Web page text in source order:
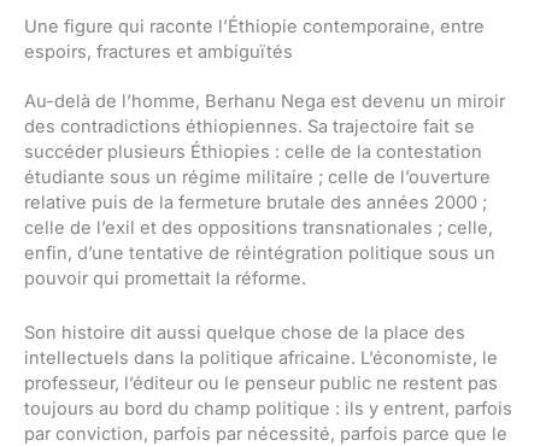
Une figure qui raconte l’Éthiopie contemporaine, entre
espoirs, fractures et ambiguïtés
Au-delà de l’homme, Berhanu Nega est devenu un miroir
des contradictions éthiopiennes. Sa trajectoire fait se
succéder plusieurs Éthiopies : celle de la contestation
étudiante sous un régime militaire ; celle de l’ouverture
relative puis de la fermeture brutale des années 2000 ;
celle de l’exil et des oppositions transnationales ; celle,
enfin, d’une tentative de réintégration politique sous un
pouvoir qui promettait la réforme.
Son histoire dit aussi quelque chose de la place des
intellectuels dans la politique africaine. L’économiste, le
professeur, l’éditeur ou le penseur public ne restent pas
toujours au bord du champ politique : ils y entrent, parfois
par conviction, parfois par nécessité, parfois parce que le